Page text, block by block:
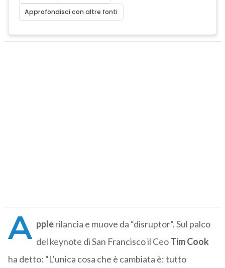
Approfondisci con altre fonti
A pplerilancia e muove da “disruptor”. Sul palco
del keynote di San Francisco il CeoTim Cook
ha detto: “L’unica cosa che è cambiata è: tutto